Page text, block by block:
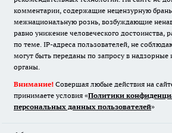
комментарии, содержащие нецензурную
межнациональную рознь, возбуждающие
равно унижение человеческого достоинства,
по теме. IP-адреса пользователей, не
могут быть переданы по запросу в надзорные
органы.
Внимание! Совершая любые действия на
принимаете условия «Политики
персональных данных пользователей»